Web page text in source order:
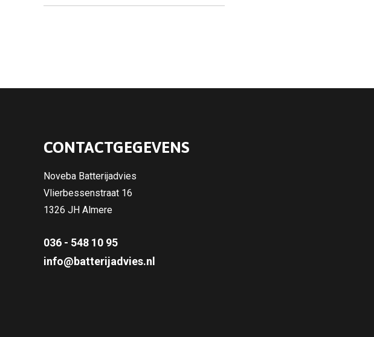
CONTACTGEGEVENS
Noveba Batterijadvies
Vlierbessenstraat 16
1326 JH Almere
036 - 548 10 95
info@batterijadvies.nl